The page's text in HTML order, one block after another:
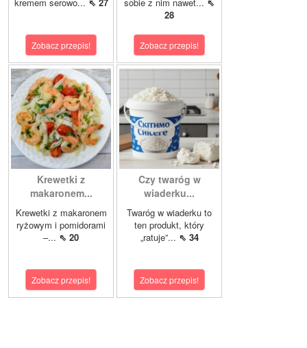
Zobacz przepis!
28
Zobacz przepis!
Krewetki z
makaronem...
Krewetki z makaronem
ryżowym i pomidorami
–... ⇖ 20
Zobacz przepis!
Czy twaróg w
wiaderku...
Twaróg w wiaderku to
ten produkt, który
„ratuje”... ⇖ 34
Zobacz przepis!